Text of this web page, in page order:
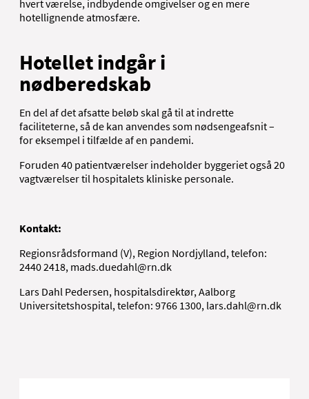
hvert værelse, indbydende omgivelser og en mere
hotellignende atmosfære.
Hotellet indgår i
nødberedskab
En del af det afsatte beløb skal gå til at indrette
faciliteterne, så de kan anvendes som nødsengeafsnit –
for eksempel i tilfælde af en pandemi.
Foruden 40 patientværelser indeholder byggeriet også 20
vagtværelser til hospitalets kliniske personale.
Kontakt:
Regionsrådsformand (V), Region Nordjylland, telefon:
2440 2418, mads.duedahl@rn.dk
Lars Dahl Pedersen, hospitalsdirektør, Aalborg
Universitetshospital, telefon: 9766 1300, lars.dahl@rn.dk